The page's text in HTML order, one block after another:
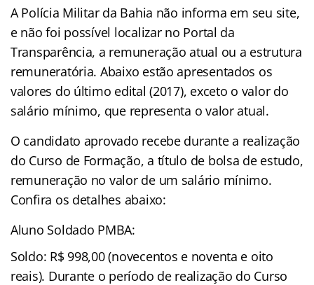
A Polícia Militar da Bahia não informa em seu site,
e não foi possível localizar no Portal da
Transparência, a remuneração atual ou a estrutura
remuneratória. Abaixo estão apresentados os
valores do último edital (2017), exceto o valor do
salário mínimo, que representa o valor atual.
O candidato aprovado recebe durante a realização
do Curso de Formação, a título de bolsa de estudo,
remuneração no valor de um salário mínimo.
Confira os detalhes abaixo:
Aluno Soldado PMBA:
Soldo: R$ 998,00 (novecentos e noventa e oito
reais). Durante o período de realização do Curso